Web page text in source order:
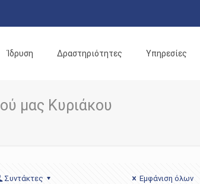
Ίδρυση Δραστηριότητες Υπηρεσίες
μας Κυριάκου
Συντάκτες Εμφάνιση όλων